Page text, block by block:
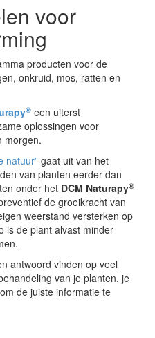
voor
producten voor de
onkruid, mos, ratten en
® een uiterst
oplossingen voor
morgen.
natuur” gaat uit van het
van planten eerder dan
onder het DCM Naturapy®
de groeikracht van
weerstand versterken op
is de plant alvast minder
antwoord vinden op veel
van je planten. je
de juiste informatie te